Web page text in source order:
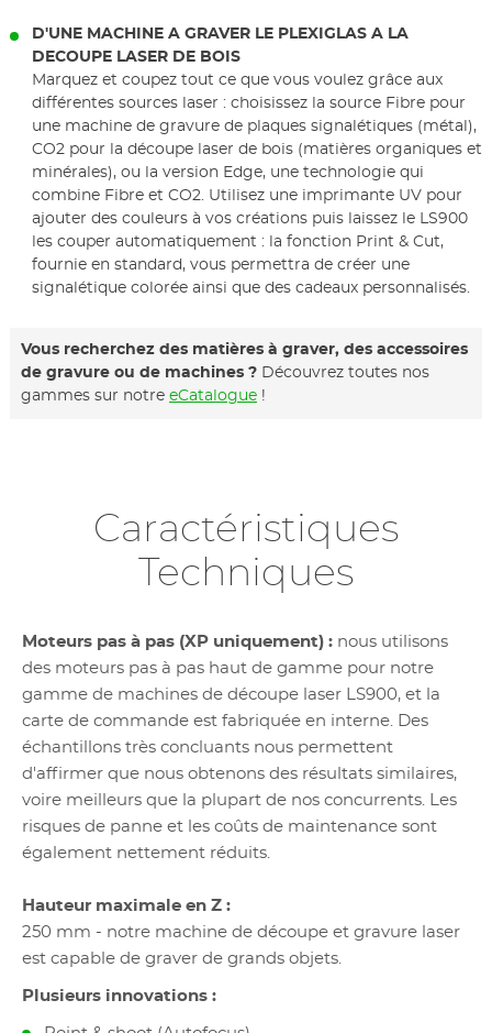
D'UNE MACHINE A GRAVER LE PLEXIGLAS A LA
DECOUPE LASER DE BOIS
Marquez et coupez tout ce que vous voulez grâce aux
différentes sources laser : choisissez la source Fibre pour
une machine de gravure de plaques signalétiques (métal),
CO2 pour la découpe laser de bois (matières organiques et
minérales), ou la version Edge, une technologie qui
combine Fibre et CO2. Utilisez une imprimante UV pour
ajouter des couleurs à vos créations puis laissez le LS900
les couper automatiquement : la fonction Print & Cut,
fournie en standard, vous permettra de créer une
signalétique colorée ainsi que des cadeaux personnalisés.
Vous recherchez des matières à graver, des accessoires
de gravure ou de machines ? Découvrez toutes nos
gammes sur notre eCatalogue !
Caractéristiques
Techniques
Moteurs pas à pas (XP uniquement) : nous utilisons
des moteurs pas à pas haut de gamme pour notre
gamme de machines de découpe laser LS900, et la
carte de commande est fabriquée en interne. Des
échantillons très concluants nous permettent
d'affirmer que nous obtenons des résultats similaires,
voire meilleurs que la plupart de nos concurrents. Les
risques de panne et les coûts de maintenance sont
également nettement réduits.
Hauteur maximale en Z :
250 mm - notre machine de découpe et gravure laser
est capable de graver de grands objets.
Plusieurs innovations :